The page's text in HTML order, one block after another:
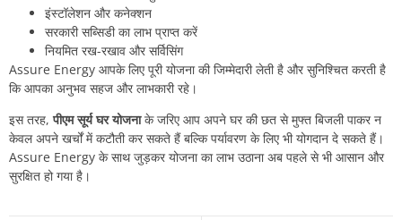
इंस्टॉलेशन और कनेक्शन
सरकारी सब्सिडी का लाभ प्राप्त करें
नियमित रख-रखाव और सर्विसिंग
Assure Energy आपके लिए पूरी योजना की जिम्मेदारी लेती है और सुनिश्चित करती है
कि आपका अनुभव सहज और लाभकारी रहे।
इस तरह,पीएम सूर्य घर योजनाके जरिए आप अपने घर की छत से मुफ्त बिजली पाकर न
केवल अपने खर्चों में कटौती कर सकते हैं बल्कि पर्यावरण के लिए भी योगदान दे सकते हैं।
Assure Energy के साथ जुड़कर योजना का लाभ उठाना अब पहले से भी आसान और
सुरक्षित हो गया है।